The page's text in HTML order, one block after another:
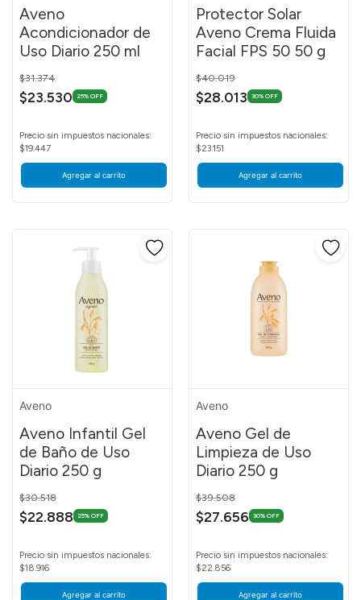
Aveno
Acondicionador de
Uso Diario 250 ml
Price reduced from
$31.374
$23.530 25% OFF
Precio sin impuestos nacionales:
$19.447
Agregar al carrito
Protector Solar
Aveno Crema Fluida
Facial FPS 50 50 g
Price reduced from
$40.019
$28.013 30% OFF
Precio sin impuestos nacionales:
$23.151
Agregar al carrito
Aveno
Aveno Infantil Gel
de Baño de Uso
Diario 250 g
Price reduced from
$30.518
$22.888 25% OFF
Precio sin impuestos nacionales:
$18.916
Agregar al carrito
Aveno
Aveno Gel de
Limpieza de Uso
Diario 250 g
Price reduced from
$39.508
$27.656 30% OFF
Precio sin impuestos nacionales:
$22.856
Agregar al carrito